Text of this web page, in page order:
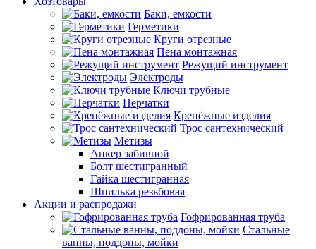
Баки, емкости
Герметики
Круги отрезные
Пена монтажная
Режущий инструмент
Электроды
Ключи трубные
Перчатки
Крепёжные изделия
Трос сантехнический
Метизы
Анкер забивной
Болт шестигранный
Гайка шестигранная
Шпилька резьбовая
Акции и распродажи
Гофрированная труба
Стальные
ванны, поддоны, мойки